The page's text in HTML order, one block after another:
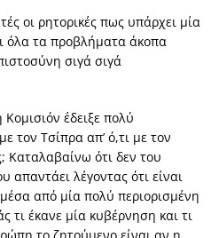
οι ρητορικές πως υπάρχει μία
όλα τα προβλήματα άκοπα
σιγά σιγά
έδειξε πολύ
τον Τσίπρα απ’ ό,τι με τον
Καταλαβαίνω ότι δεν του
απαντάει λέγοντας ότι είναι
από μία πολύ περιορισμένη
τι έκανε μία κυβέρνηση και τι
το ζητούμενο είναι αν η